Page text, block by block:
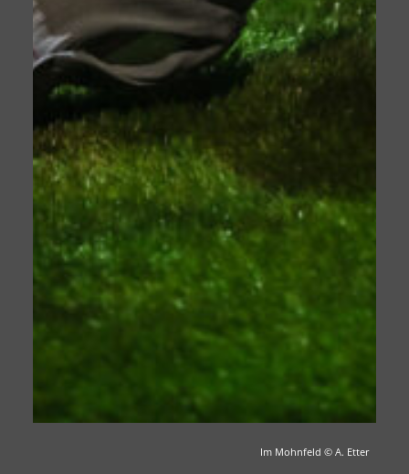
Im Mohnfeld © A. Etter